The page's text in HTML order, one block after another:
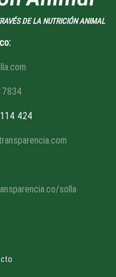
DE LA NUTRICIÓN ANIMAL
424
solla